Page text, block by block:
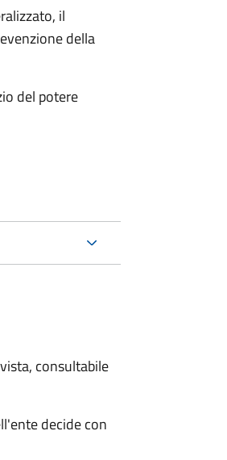
il
della
del potere
consultabile
decide con